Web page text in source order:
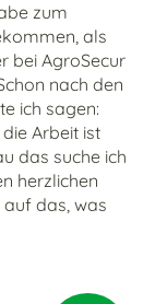
zum
als
bei AgroSecur
nach den
ich sagen:
Arbeit ist
das suche ich
herzlichen
das, was